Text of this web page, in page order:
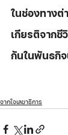
ในช่องทางต่
เกียรติจากชี
กันในพันธกิ
จากใจเลขาธิการ